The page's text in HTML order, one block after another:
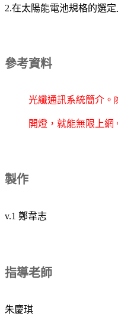
2.在太陽能電池規格的選
參考資料
光纖通訊系統簡介。
開燈，就能無限上網
製作
v.1 鄭韋志
指導老師
朱慶琪